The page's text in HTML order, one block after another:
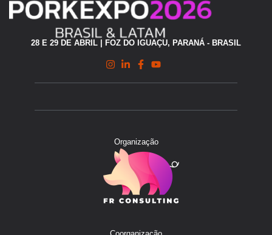
28 E 29 DE ABRIL | FOZ DO IGUAÇU, PARANÁ - BRASIL
Organização